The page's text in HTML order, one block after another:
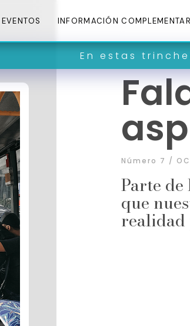
EVENTOS INFORMACIÓN
En estas trincheras
Número 7 /
Parte
que
realidad